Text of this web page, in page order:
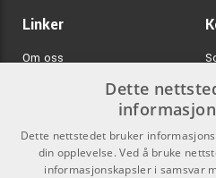
Linker
Om oss
GDPR & Cookies
Dette
Dette nettstedet bruker
din opplevelse. Ved å bruke
informasjonskapsler i samsvar